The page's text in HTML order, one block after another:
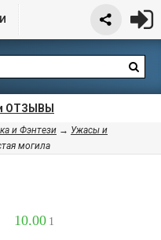
ОТЗЫВЫ
и Фэнтези → Ужасы и
могила
10.00 1